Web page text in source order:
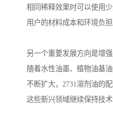
相同稀释效果时可以使用
用户的材料成本和环境负担
另一个重要发展方向是增
随着水性油墨、植物油基
不断扩大，2731溶剂油的
这些新兴领域继续保持技术